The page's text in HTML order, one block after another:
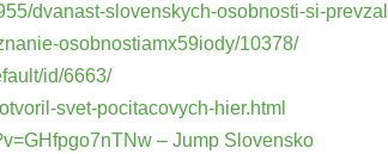
dvanast-slovenskych-osobnosti-si-
osobnostiamx59iody/10378/
id/6663/
svet-pocitacovych-hier.html
– Jump Slovensko